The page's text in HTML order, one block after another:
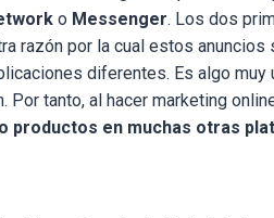
o Messenger. Los dos
razón por la cual estos
diferentes. Es algo
Por tanto, al hacer marketing
productos en muchas otras